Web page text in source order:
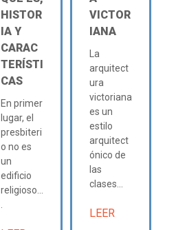
HISTOR
IA Y
CARAC
TERÍSTI
CAS
En primer
lugar, el
presbiteri
o no es
un
edificio
religioso...
.
VICTOR
IANA
La
arquitect
ura
victoriana
es un
estilo
arquitect
ónico de
las
clases...
LEER